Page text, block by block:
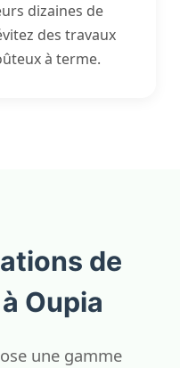
dizaines de
des travaux
à terme.
de
Oupia
une gamme